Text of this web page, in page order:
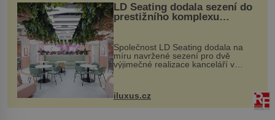
LD Seating dodala sezení do
prestižního komplexu
MediaCityUK v Salfordu
Společnost LD Seating dodala na
míru navržené sezení pro dvě
výjimečné realizace kanceláří v
areálu MediaCityUK v anglickém
budov Media...
iluxus.cz